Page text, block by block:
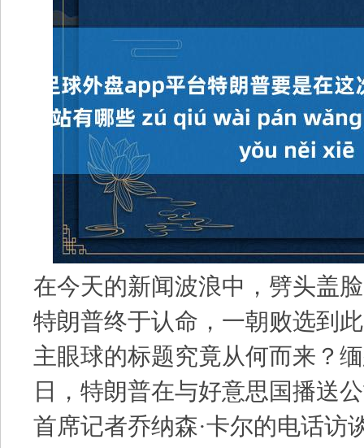
在今天的新闻波浪中，劈头盖
特朗普终于认命，一朝败选到
主眼球的标题究竟从何而来？
日，特朗普在与好意思国播送
首席记者乔纳森·卡尔的电话访